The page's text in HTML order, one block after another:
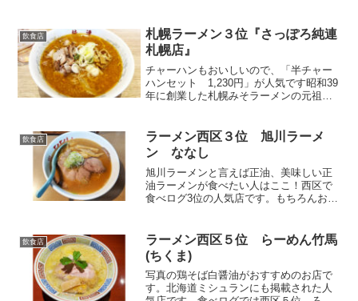
食べログ美椿食べログおざわ第一駐車場
は基本的に満車。空い...
飲食店
札幌ラーメン３位『さっぽろ純連
札幌店』
チャーハンもおいしいので、「半チャー
ハンセット 1,230円」が人気です昭和39
年に創業した札幌みそラーメンの元祖と
「純連(じゅんれん)」と書いて「すみれ」
と読...
飲食店
ラーメン西区３位 旭川ラーメ
ン ななし
旭川ラーメンと言えば正油、美味しい正
油ラーメンが食べたい人はここ！西区で
食べログ3位の人気店です。もちろんおす
北のラーメンらしく塩分がガツンとくる
スープと、スープによく...
飲食店
ラーメン西区５位 らーめん竹馬
(ちくま)
写真の鶏そば白醤油がおすすめのお店で
す。北海道ミシュランにも掲載された人